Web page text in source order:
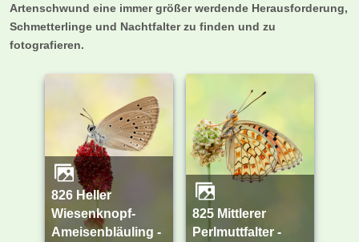
Artenschwund eine immer größer werdende Herausforderung,
Schmetterlinge und Nachtfalter zu finden und zu
fotografieren.
826 Heller
Wiesenknopf-
Ameisenbläuling -
825 Mittlerer
Perlmuttfalter -